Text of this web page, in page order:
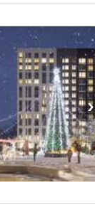
›